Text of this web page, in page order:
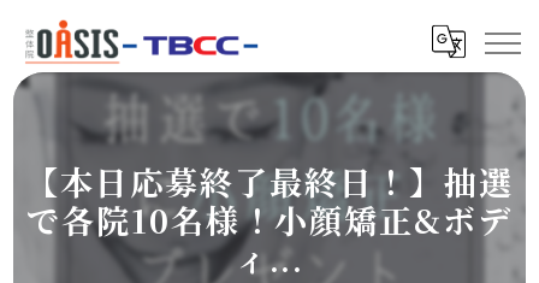
【本日応募終了最終日！】抽選
で各院10名様！小顔矯正&ボデ
ィ...